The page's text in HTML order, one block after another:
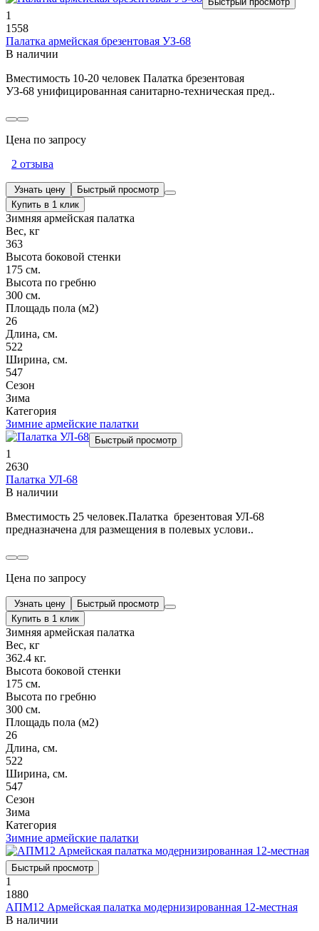
1
1558
Палатка армейская брезентовая УЗ-68
В наличии
Вместимость 10-20 человек Палатка брезентовая
УЗ-68 унифицированная санитарно-техническая пред..
Цена по запросу
2 отзыва
Узнать цену
Быстрый просмотр
Купить в 1 клик
Зимняя армейская палатка
Вес, кг
363
Высота боковой стенки
175 см.
Высота по гребню
300 см.
Площадь пола (м2)
26
Длина, см.
522
Ширина, см.
547
Сезон
Зима
Категория
Зимние армейские палатки
Быстрый просмотр
1
2630
Палатка УЛ-68
В наличии
Вместимость 25 человек.Палатка брезентовая УЛ-68
предназначена для размещения в полевых услови..
Цена по запросу
Узнать цену
Быстрый просмотр
Купить в 1 клик
Зимняя армейская палатка
Вес, кг
362.4 кг.
Высота боковой стенки
175 см.
Высота по гребню
300 см.
Площадь пола (м2)
26
Длина, см.
522
Ширина, см.
547
Сезон
Зима
Категория
Зимние армейские палатки
Быстрый просмотр
1
1880
АПМ12 Армейская палатка модернизированная 12-местная
В наличии